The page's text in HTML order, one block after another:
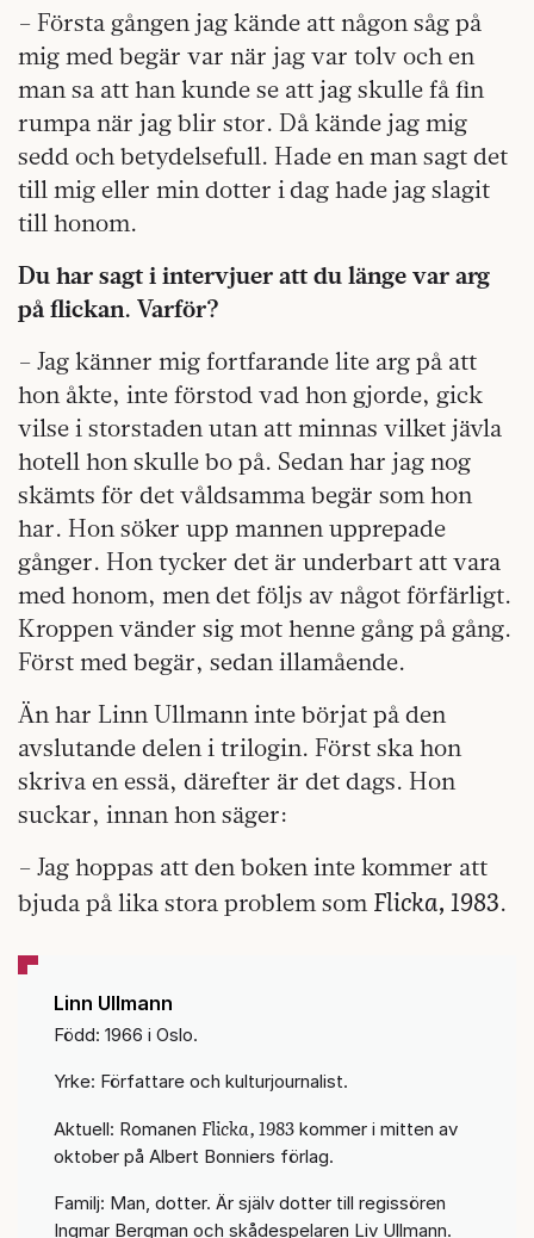
– Första gången jag kände att någon såg på
mig med begär var när jag var tolv och en
man sa att han kunde se att jag skulle få fin
rumpa när jag blir stor. Då kände jag mig
sedd och betydelsefull. Hade en man sagt det
till mig eller min dotter i dag hade jag slagit
till honom.
Du har sagt i intervjuer att du länge var arg
på flickan. Varför?
– Jag känner mig fortfarande lite arg på att
hon åkte, inte förstod vad hon gjorde, gick
vilse i storstaden utan att minnas vilket jävla
hotell hon skulle bo på. Sedan har jag nog
skämts för det våldsamma begär som hon
har. Hon söker upp mannen upprepade
gånger. Hon tycker det är underbart att vara
med honom, men det följs av något förfärligt.
Kroppen vänder sig mot henne gång på gång.
Först med begär, sedan illamående.
Än har Linn Ullmann inte börjat på den
avslutande delen i trilogin. Först ska hon
skriva en essä, därefter är det dags. Hon
suckar, innan hon säger:
– Jag hoppas att den boken inte kommer att
bjuda på lika stora problem som Flicka, 1983.
Linn Ullmann
Född: 1966 i Oslo.
Yrke: Författare och kulturjournalist.
Aktuell: Romanen Flicka, 1983 kommer i mitten av
oktober på Albert Bonniers förlag.
Familj: Man, dotter. Är själv dotter till regissören
Ingmar Bergman och skådespelaren Liv Ullmann.